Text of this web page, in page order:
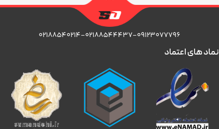
۰۲۱۸۸۵۴۰۲۱۴-۰۲۱۸۸۵۴۴۴۳۷-۰۹۱۲۳۰۷۷۷۹۶
نماد های اعتماد